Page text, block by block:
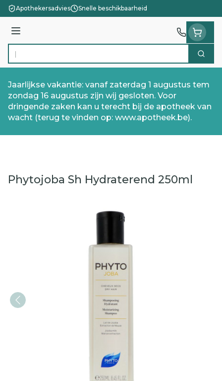
Ga naar de inhoud
Apothekersadvies Snelle beschikbaarheid
Menu
Product, merk, categorie... Zoek
Jaarlijkse vakantie: vanaf zaterdag 1 augustus tem
zondag 16 augustus zijn wij gesloten. Voor
dringende zaken kan u terecht bij de apotheek van
wacht (terug te vinden op: www.apotheek.be).
Phytojoba Sh Hydraterend 250ml